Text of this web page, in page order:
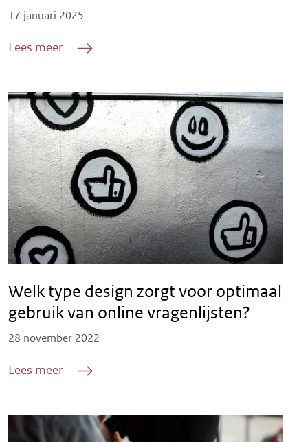
Posted on
17 januari 2025
Lees meer
Welk type design zorgt voor optimaal
gebruik van online vragenlijsten?
Posted on
28 november 2022
Lees meer